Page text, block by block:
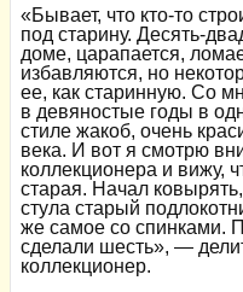
«Бывает, что кто-то
под старину. Десять-
доме, царапается,
избавляются, но
ее, как старинную. Со
в девяностые годы в
стиле жакоб, очень
века. И вот я смотрю
коллекционера и вижу,
старая. Начал
стула старый
же самое со спинками.
сделали шесть», —
коллекционер.